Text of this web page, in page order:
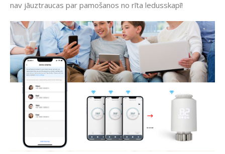
nav jāuztraucas par pamošanos no rīta ledusskapī!